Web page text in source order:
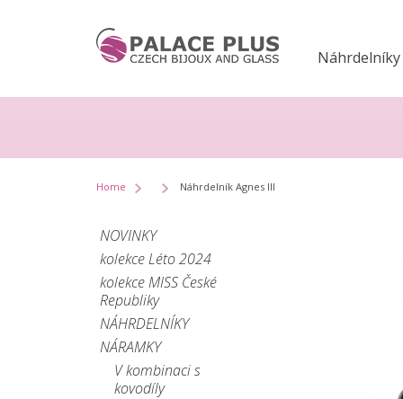
Náhrdelníky
Home Náhrdelník Agnes III
NOVINKY
kolekce Léto 2024
kolekce MISS České
Republiky
NÁHRDELNÍKY
NÁRAMKY
V kombinaci s
kovodíly